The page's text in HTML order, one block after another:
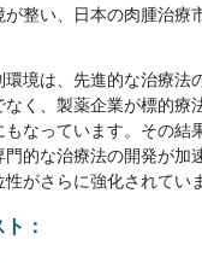
が整い、日本の肉腫治療
環境は、先進的な治療法
なく、製薬企業が標的療
もなっています。その結
的な治療法の開発が加
がさらに強化されてい
：